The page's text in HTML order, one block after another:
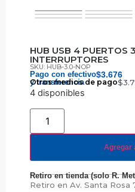
HUB USB 4 PUERTOS
INTERRUPTORES
SKU: HUB-3.0-NOP
Pago con efectivo
y transferencia
$3.676
Otros medios de pago$
4 disponibles
Agregar
Retiro en tienda (solo R.
Retiro en Av. Santa Rosa